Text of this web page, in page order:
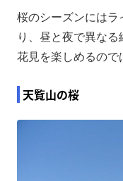
桜のシーズンにはラ
り、昼と夜で異な
花見を楽しめるので
天覧山の桜